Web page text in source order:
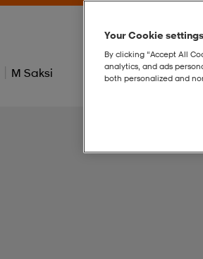
| M Saksi
Your Cookie settings
By clicking “Accept All
analytics, and ads
both personalized and